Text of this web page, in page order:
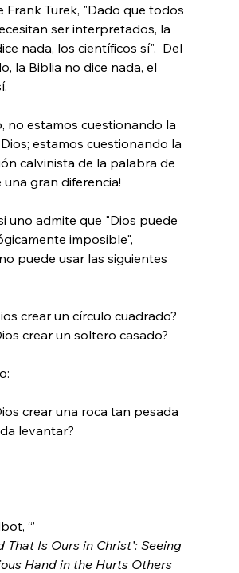
Frank Turek, "Dado que todos
ser interpretados, la
nada, los científicos sí". Del
la Biblia no dice nada, el
no estamos cuestionando la
estamos cuestionando la
calvinista de la palabra de
una gran diferencia!
uno admite que "Dios puede
imposible",
puede usar las siguientes
crear un círculo cuadrado?
crear un soltero casado?
crear una roca tan pesada
levantar?
“’
That Is Ours in Christ’: Seeing
Hand in the Hurts Others